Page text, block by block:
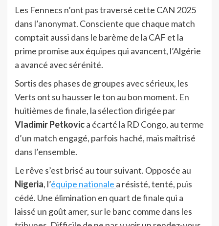
Les Fennecs n’ont pas traversé cette CAN 2025
dans l’anonymat. Consciente que chaque match
comptait aussi dans le barème de la CAF et la
prime promise aux équipes qui avancent, l’Algérie
a avancé avec sérénité.
Sortis des phases de groupes avec sérieux, les
Verts ont su hausser le ton au bon moment. En
huitièmes de finale, la sélection dirigée par
Vladimir Petkovica écarté la RD Congo, au terme
d’un match engagé, parfois haché, mais maîtrisé
dans l’ensemble.
Le rêve s’est brisé au tour suivant. Opposée au
Nigeria, l’équipe nationale a résisté, tenté, puis
cédé. Une élimination en quart de finale qui a
laissé un goût amer, sur le banc comme dans les